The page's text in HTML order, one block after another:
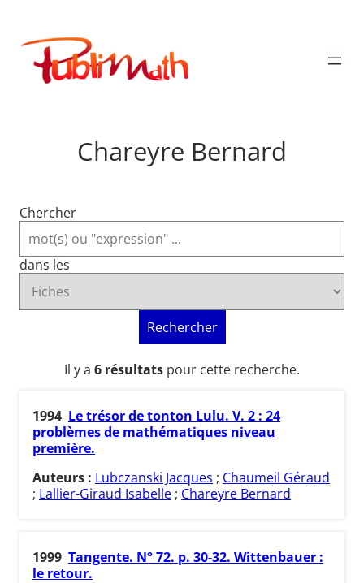
contenu
Publimath
Chareyre Bernard
Chercher
dans les
Rechercher
Il y a 6 résultats pour cette recherche.
1994 Le trésor de tonton Lulu. V. 2 : 24
problèmes de mathématiques niveau
première.
Auteurs : Lubczanski Jacques ; Chaumeil Géraud
; Lallier-Giraud Isabelle ; Chareyre Bernard
1999 Tangente. N° 72. p. 30-32. Wittenbauer :
le retour.